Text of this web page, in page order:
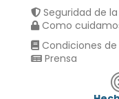
Seguridad de
Como
Condiciones de
Prensa